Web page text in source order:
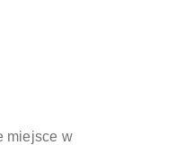
miejsce w